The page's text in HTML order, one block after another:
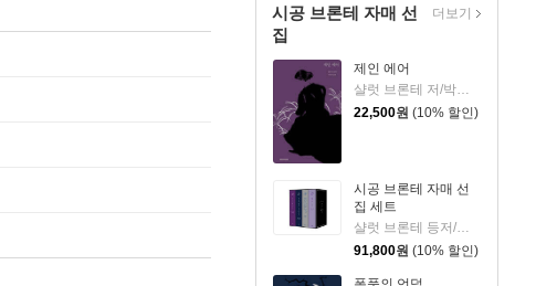
시공 브론테 자매 선
집
제인 에어
샬럿 브론테 저/박산호 역
22,500원 (10% 할인)
시공 브론테 자매 선
집 세트
샬럿 브론테 등저/박산호 등역
91,800원 (10% 할인)
더보기